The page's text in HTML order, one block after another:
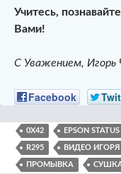
Учитесь,
Вами!
С Уважением, Игорь
Facebook
0X42 EPSON
R295 ВИДЕО
ПРОМЫВКА